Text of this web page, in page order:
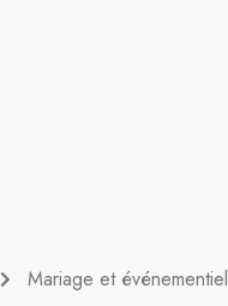
Mariage et événementiel